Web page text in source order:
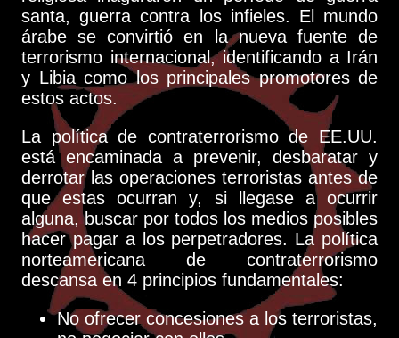
santa, guerra contra los infieles. El mundo
árabe se convirtió en la nueva fuente de
terrorismo internacional, identificando a Irán
y Libia como los principales promotores de
estos actos.
La política de contraterrorismo de EE.UU.
está encaminada a prevenir, desbaratar y
derrotar las operaciones terroristas antes de
que estas ocurran y, si llegase a ocurrir
alguna, buscar por todos los medios posibles
hacer pagar a los perpetradores. La política
norteamericana de contraterrorismo
descansa en 4 principios fundamentales:
No ofrecer concesiones a los terroristas,